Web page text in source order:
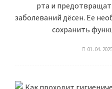
рта и
заболеваний дёсен. Ее
сохранить
01. 04.